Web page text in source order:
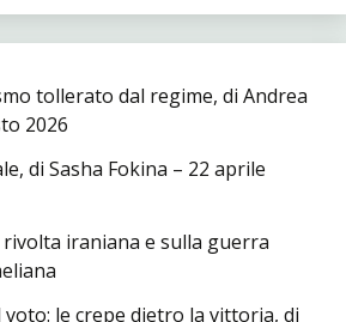
tollerato dal regime, di Andrea
2026
di Sasha Fokina – 22 aprile
iraniana e sulla guerra
le crepe dietro la vittoria, di